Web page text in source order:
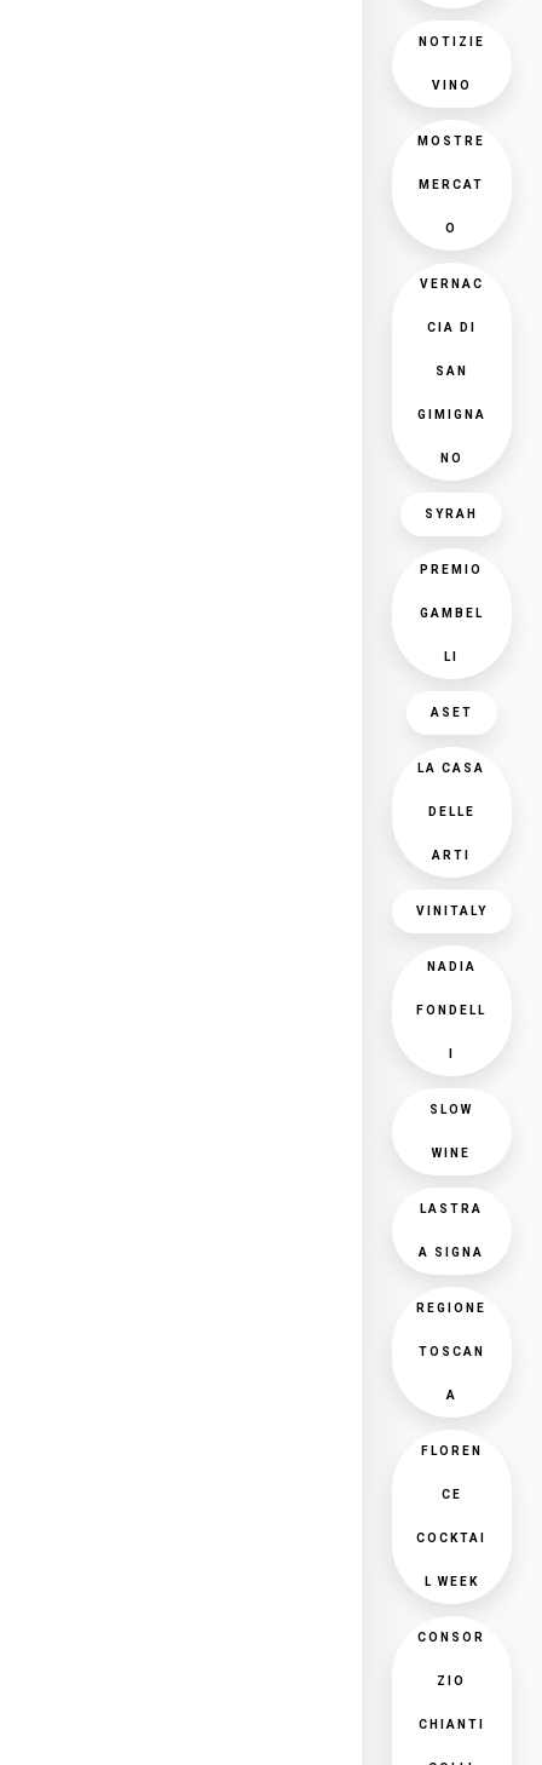
NOTIZIE
VINO
MOSTRE
MERCAT
O
VERNAC
CIA DI
SAN
GIMIGNA
NO
SYRAH
PREMIO
GAMBEL
LI
ASET
LA CASA
DELLE
ARTI
VINITALY
NADIA
FONDELL
SLOW
WINE
LASTRA
A SIGNA
REGIONE
TOSCAN
A
FLOREN
CE
COCKTAI
L WEEK
CONSOR
ZIO
CHIANTI